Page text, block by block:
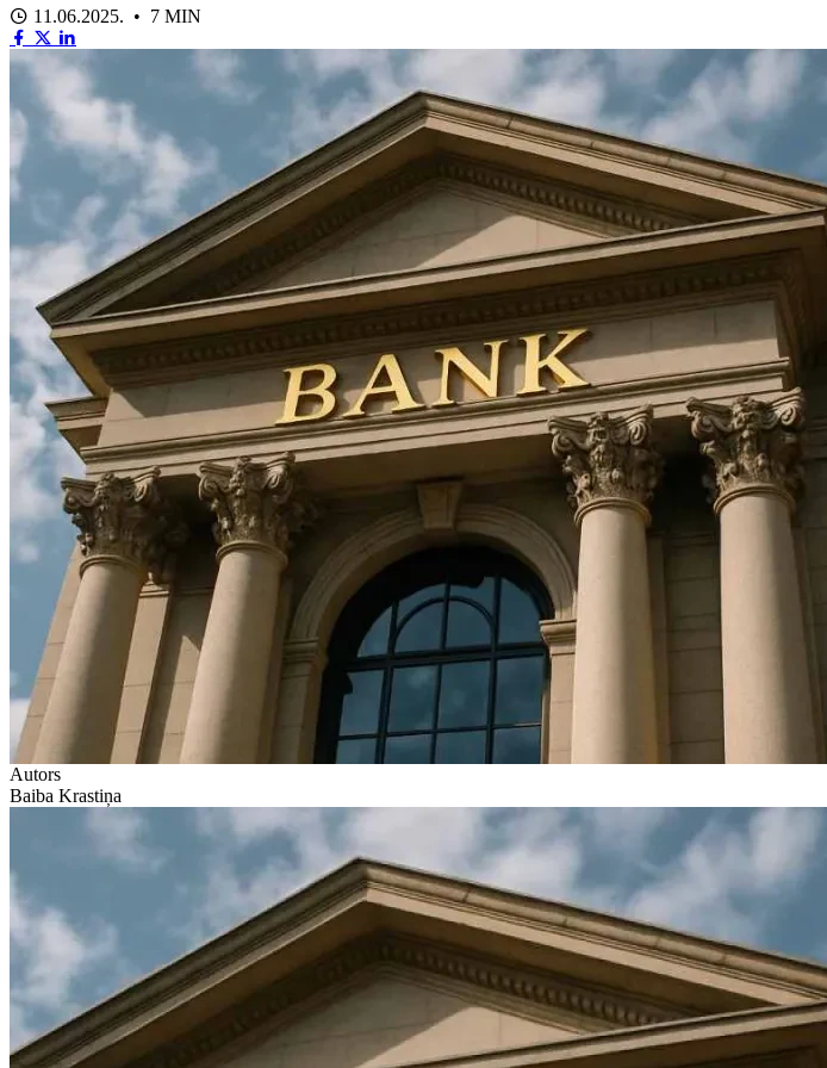
11.06.2025. • 7 MIN
Autors
Baiba Krastiņa